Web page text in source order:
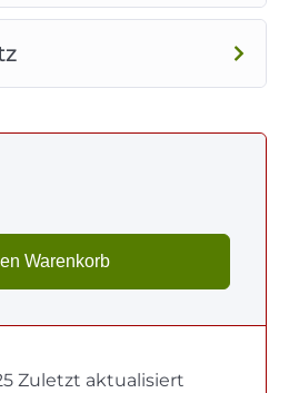
Warenkorb
Zuletzt aktualisiert